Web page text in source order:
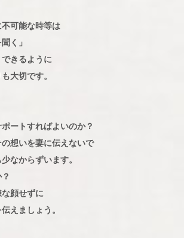
可能な時等は
く」
きるように
大切です。
ートすればよいのか？
想いを妻に伝えないで
なからずいます。
顔せずに
えましょう。